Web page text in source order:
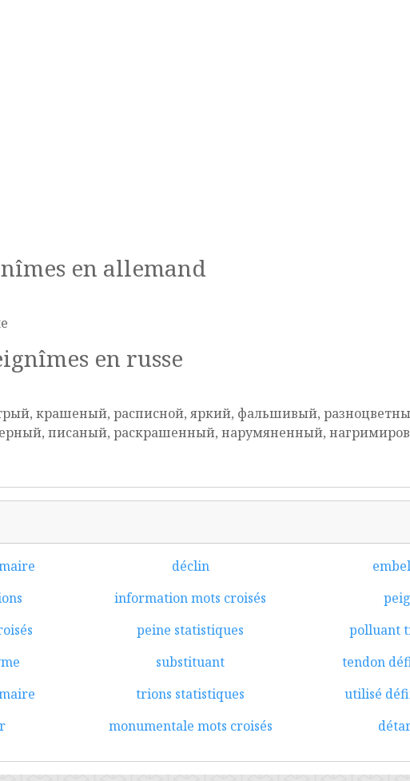
en allemand
en russe
крашеный, расписной, яркий, фальшивый,
писаный, раскрашенный, нарумяненный,
déclin
information mots croisés
peine statistiques
polluant
substituant
tendon
trions statistiques
utilisé
monumentale mots croisés